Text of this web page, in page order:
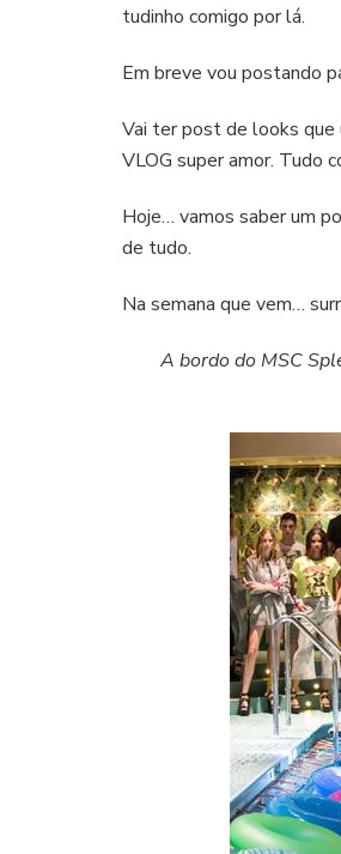
tudinho comigo por lá.
Em breve vou postando
Vai ter post de looks que
VLOG super amor. Tudo
Hoje… vamos saber um
de tudo.
Na semana que vem…
A bordo do MSC